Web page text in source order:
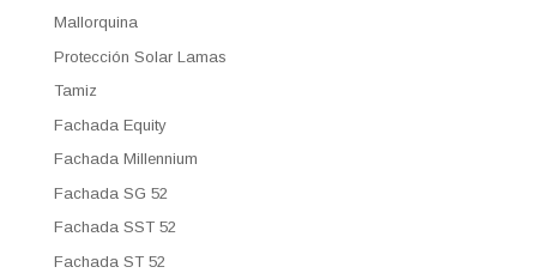
Mallorquina
Protección Solar Lamas
Tamiz
Fachada Equity
Fachada Millennium
Fachada SG 52
Fachada SST 52
Fachada ST 52